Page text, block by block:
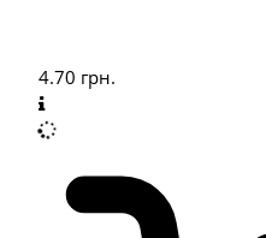
4.70 грн.